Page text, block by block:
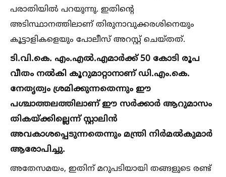
പരാതിയില്‍ പറയുന്നു. ഇതിന്റെ
അടിസ്ഥാനത്തിലാണ് തിരുനാവുക്കരശിനെയും
കൂട്ടാളികളെയും പോലീസ് അറസ്റ്റ് ചെയ്തത്.
ടി.വി.കെ. എം.എല്‍.എമാര്‍ക്ക് 50 കോടി രൂപ
വീതം നല്‍കി കൂറുമാറ്റാനാണ് ഡി.എം.കെ.
നേതൃത്വം ശ്രമിക്കുന്നതെന്നും ഈ
പശ്ചാത്തലത്തിലാണ് ഈ സര്‍ക്കാര്‍ ആറുമാസം
തികയ്ക്കില്ലെന്ന് സ്റ്റാലിന്‍
അവകാശപ്പെടുന്നതെന്നും മന്ത്രി നിര്‍മല്‍കുമാര്‍
ആരോപിച്ചു.
അതേസമയം, ഇതിന് മറുപടിയായി തങ്ങളുടെ രണ്ട്